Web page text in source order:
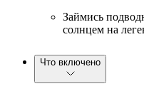
Займись
солнцем на
Что включено